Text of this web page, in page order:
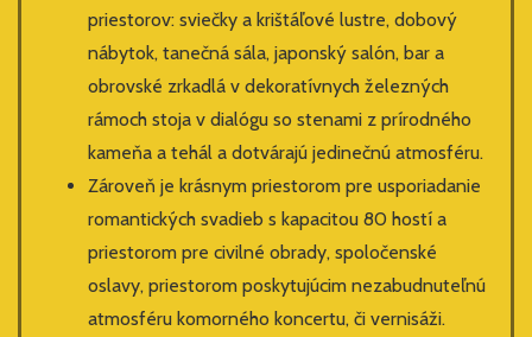
priestorov: sviečky a krištáľové lustre, dobový
nábytok, tanečná sála, japonský salón, bar a
obrovské zrkadlá v dekoratívnych železných
rámoch stoja v dialógu so stenami z prírodného
kameňa a tehál a dotvárajú jedinečnú atmosféru.
Zároveň je krásnym priestorom pre usporiadanie
romantických svadieb s kapacitou 80 hostí a
priestorom pre civilné obrady, spoločenské
oslavy, priestorom poskytujúcim nezabudnuteľnú
atmosféru komorného koncertu, či vernisáži.